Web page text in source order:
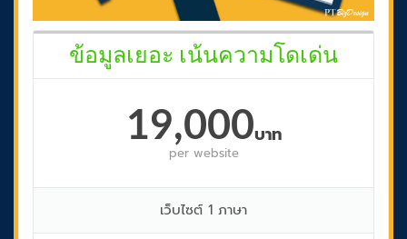
ข้อมูลเยอะ เน้นความโดเด่น
19,000บาท
per website
เว็บไซต์ 1 ภาษา